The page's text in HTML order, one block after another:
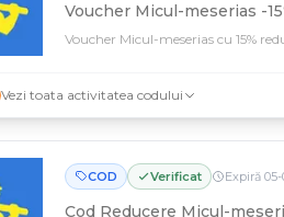
Voucher Micul-meserias -
Voucher Micul-meserias cu 15%
Vezi toata activitatea codului
COD Verificat Expiră 05-
Cod Reducere Micul-